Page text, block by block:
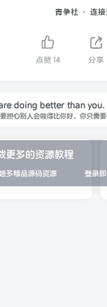
青争社 · 连接
点赞 14 分享
doing better than
担心别人会做得比你好。你只需
更多的资源教程
多精品源码资源 登录